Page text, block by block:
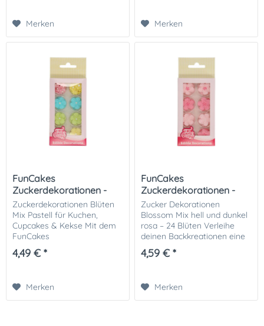
und...Merken Merken
FunCakes
Zuckerdekorationen -
Blüten Mix Pastell
Zuckerdekorationen Blüten
Mix Pastell für Kuchen,
Cupcakes & Kekse Mit dem
FunCakes
Zuckerdekorationen
„Blossom Mix Pastell“ in
verleihen Sie...
4,49 € *
Merken
FunCakes
Zuckerdekorationen -
Blüten Mix Pink Rosa
Zucker Dekorationen
Blossom Mix hell und dunkel
rosa – 24 Blüten Verleihe
deinen Backkreationen eine
romantische und elegante
Ausstrahlung mit dem
4,59 € *
Merken